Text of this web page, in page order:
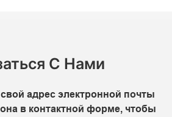
С Нами
адрес электронной почты
в контактной форме, чтобы